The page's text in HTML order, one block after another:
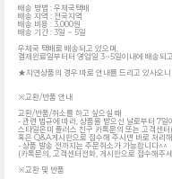
배송 방법 : 우체국택배
배송 지역 : 전국지역
배송 비용 : 3,000원
배송 기간 : 3일 ~ 5일
우체국 택배로 배송되고 있으며,
결제완료일부터터 영업일 3~5일이내에 배송되
★지연상품의 경우 따로 안내를 드리고 있사오
※교환/반품 안내
교환/반품/취소를 하고 싶으실 때
- 관련 법규에 따라, 상품을 받으신 날로부터 7일
스타일온미 플러스 친구 카톡문의 또는 고객센
혹은 Q&A게시판으로 접수해 주시면 바로 처리
- 상품 발송 전까지는 주문취소가 가능합니다^^
(카톡문의, 고객센터전화, 게시판으로 접수해주
※교환 및 반품